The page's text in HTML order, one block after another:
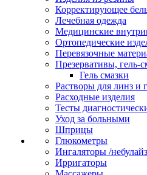
Корректирующее
Лечебная одежда
Медицинские
Ортопедические
Перевязочные
Презервативы, гель-
Гель смазки
Растворы для линз и
Расходные изделия
Тесты
Уход за больными
Шприцы
Глюкометры
Ингаляторы /
Ирригаторы